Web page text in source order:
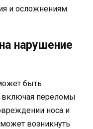
и осложнениям.
нарушение
быть
включая переломы
носа и
возникнуть